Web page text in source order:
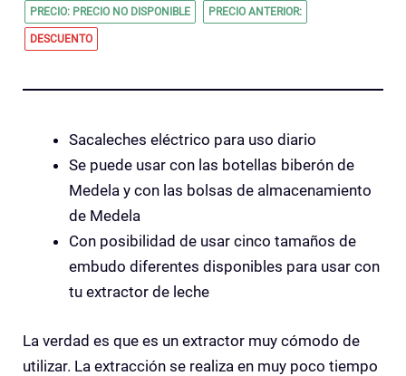
PRECIO: PRECIO NO DISPONIBLE PRECIO ANTERIOR:
DESCUENTO
Sacaleches eléctrico para uso diario
Se puede usar con las botellas biberón de
Medela y con las bolsas de almacenamiento
de Medela
Con posibilidad de usar cinco tamaños de
embudo diferentes disponibles para usar con
tu extractor de leche
La verdad es que es un extractor muy cómodo de
utilizar. La extracción se realiza en muy poco tiempo